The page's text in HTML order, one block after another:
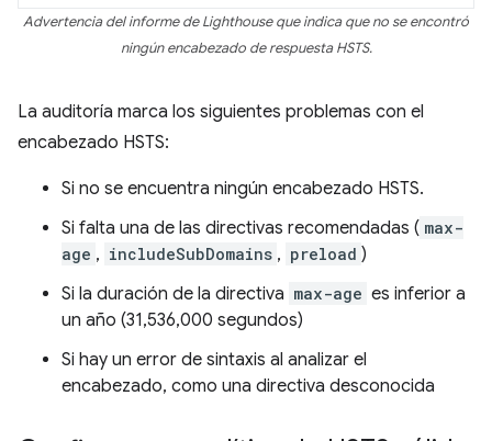
Advertencia del informe de Lighthouse que indica que no se encontró
ningún encabezado de respuesta HSTS.
La auditoría marca los siguientes problemas con el
encabezado HSTS:
Si no se encuentra ningún encabezado HSTS.
Si falta una de las directivas recomendadas ( max-
age , includeSubDomains , preload )
Si la duración de la directiva max-age es inferior a
un año (31,536,000 segundos)
Si hay un error de sintaxis al analizar el
encabezado, como una directiva desconocida